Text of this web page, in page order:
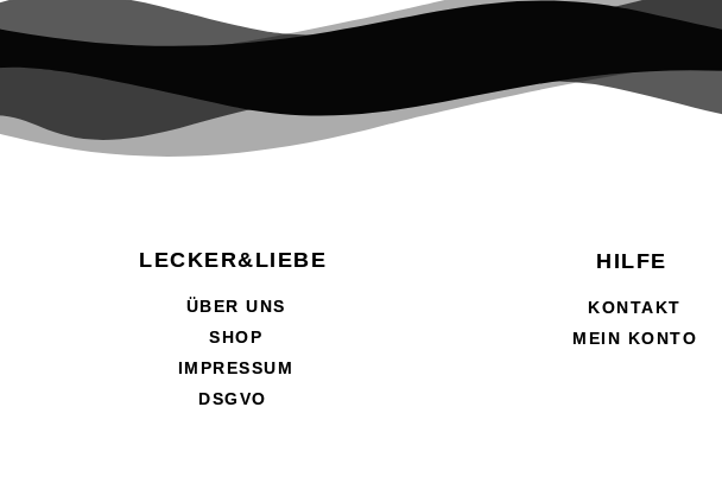
LECKER&LIEBE
ÜBER UNS
SHOP
IMPRESSUM
DSGVO
HILFE
KONTAKT
MEIN KONTO